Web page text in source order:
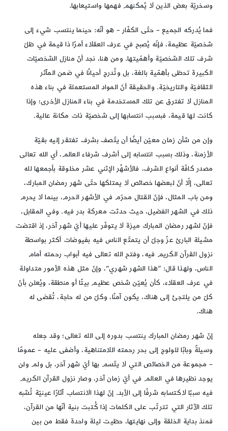
وسخريّة بعض الذين لا يُمكنهم فهمها واستيعابها.
فما يُدركه الجميع – حتّى الكفّار – هو أنّه: حينما ينتسب شيء إلى
شخصيّة عظيمة، فإنّه يُصبح في عرف العقلاء أمرًا ذا قيمة في ظلّ
شرف تلك الشخصيّة وأهمّيتها. ومن هنا، نجد أنّ منازل الشخصيّات
الكبيرة تحظى بأهمّية بالغة، بل وتُدرج أحيانًا في ضمن المآثر
الثقافيّة والتاريخيّة. والحقيقة أنّ المواد المستعملة في بناء هذه
المنازل لا تفترق عن تلك المستخدمة في بناء المنازل الأخرى؛ وإذا
كانت لها قيمة، فبسبب انتسابها إلى شخصيّة ذات مكانة عالية.
وإن من شأن زمان معيّن أيضًا أن يتّصف بشرف تفتقر إليه بقيّة
الأزمنة، وذلك بسبب انتسابه إلى أشرف شرفاء العالم، أي الله تعالى
مصدر كافّة أنواع الشرف. فالأشهُر الإثني عشر مخلوقة بأجمعها لله
تعالى، إلّا أنّ لبعضها خصائص لا يمتلكها حتّى شهر رمضان المبارك،
ومن باب المثال، فإنّ القتال محرّم في الأشهر الحرم، بينما لا يحرم
ذلك في الشهر الفضيل، حيث حدثت معركة بدر فيه. وفي المقابل،
فإنّ لشهر رمضان المبارك ميزة لا يتوفّر عليها أيّ شهر آخر، إذ اقتضت
مشيئة البارئ عزّ وجلّ أن يتمتّع الناس فيه بفيوضات أكثر بواسطة
نزول القرآن الكريم فيه، وفتح الله تعالى فيه أبواب رحمته أمام
الناس، ولهذا قال: “هذا الشهر شهري”، وإنّ مثل هذه الأمور متداولة
في عرف العقلاء، كأن يُعيّن شخص عظيم بيتًا أو منطقة، ويُعلن بأنّ
كلّ من يلتجئ إلى هناك، يكون آمنًا، وكلّ من له حاجة، تُقضى له
هناك.
إنّ شهر رمضان المبارك ينتسب بدوره إلى الله تعالى؛ وقد جعله
وسيلةً وبابًا للولوج إلى بحر رحمته اللامتناهية، وأضفى عليه – عمومًا
– مجموعة من الخصائص التي لا يتّسم بها أيّ شهر آخر، بل ولم ولن
يوجد نظيرها في العالم في أيّ زمان آخر، وصار نزول القرآن الكريم
فيه سببًا لاكتسابه شرفًا إلى الأبد. إنّ لهذا الانتساب آثارًا عينيّة تُشبه
تلك الآثار التي تترتّب على الكلمات إذا كُتبت بنية أنّها من القرآن،
فمنذ بداية الخلقة وإلى نهايتها، حظيت ليلة واحدة فقط من بين